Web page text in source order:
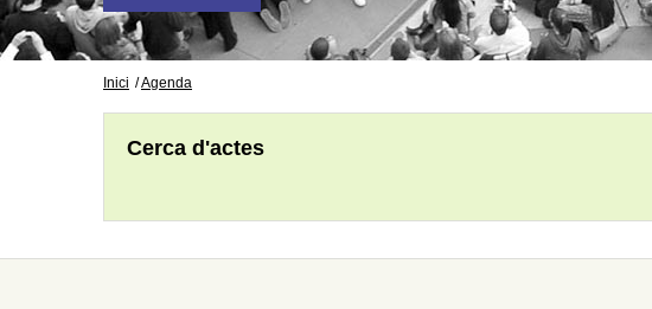
Inici Agenda
Cerca d'actes